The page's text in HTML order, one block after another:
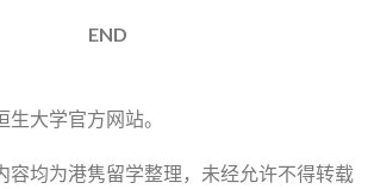
END
大学官方网站。
容均为港隽留学整理，未经允许不得转载